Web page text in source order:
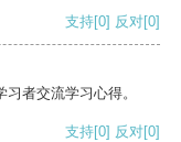
支持[0] 反对[0]
者交流学习心得。
支持[0] 反对[0]